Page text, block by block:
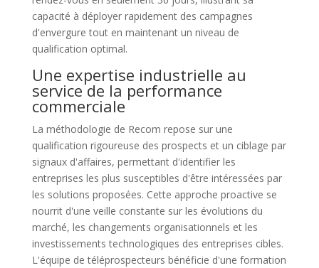
capacité à déployer rapidement des campagnes
d'envergure tout en maintenant un niveau de
qualification optimal.
Une expertise industrielle au
service de la performance
commerciale
La méthodologie de Recom repose sur une
qualification rigoureuse des prospects et un ciblage par
signaux d'affaires, permettant d'identifier les
entreprises les plus susceptibles d'être intéressées par
les solutions proposées. Cette approche proactive se
nourrit d'une veille constante sur les évolutions du
marché, les changements organisationnels et les
investissements technologiques des entreprises cibles.
L'équipe de téléprospecteurs bénéficie d'une formation